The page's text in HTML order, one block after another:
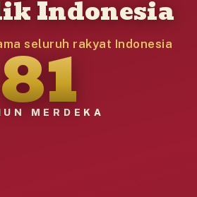
Indonesia
seluruh rakyat Indonesia
81
MERDEKA